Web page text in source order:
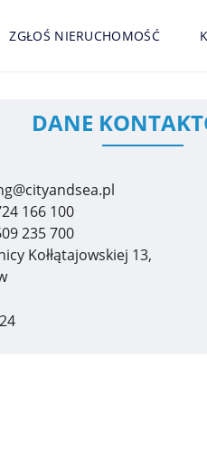
ZGŁOŚ NIERUCHOMOŚĆ
DANE
166 100
235 700
Kołłątajowskiej 13,